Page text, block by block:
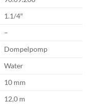
1.1/4″
–
Dompelpomp
Water
10 mm
12,0 m